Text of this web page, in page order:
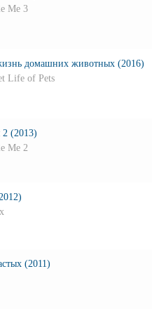
Me 3
домашних животных (2016)
Life of Pets
2 (2013)
Me 2
(2011)